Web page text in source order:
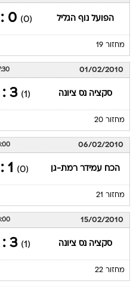
הפועל נוף הגליל (0)
0 : 0
מחזור 19
01/02/2010
סקציה נס ציונה (1)
3 : 0
מחזור 20
06/02/2010
הכח עמידר רמת-גן (0)
1 : 1
מחזור 21
15/02/2010
סקציה נס ציונה (1)
3 : 0
מחזור 22